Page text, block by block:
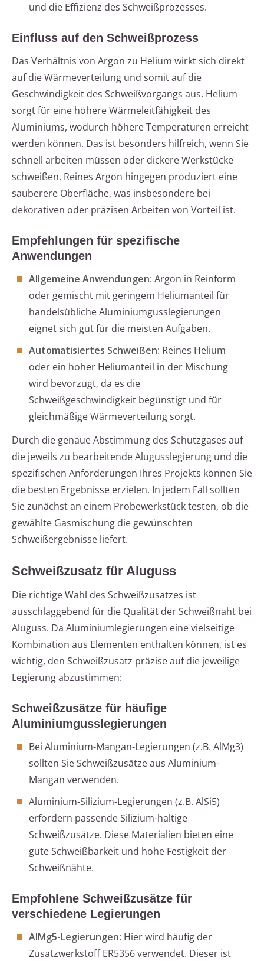
und die Effizienz des Schweißprozesses.
Einfluss auf den Schweißprozess
Das Verhältnis von Argon zu Helium wirkt sich direkt
auf die Wärmeverteilung und somit auf die
Geschwindigkeit des Schweißvorgangs aus. Helium
sorgt für eine höhere Wärmeleitfähigkeit des
Aluminiums, wodurch höhere Temperaturen erreicht
werden können. Das ist besonders hilfreich, wenn Sie
schnell arbeiten müssen oder dickere Werkstücke
schweißen. Reines Argon hingegen produziert eine
sauberere Oberfläche, was insbesondere bei
dekorativen oder präzisen Arbeiten von Vorteil ist.
Empfehlungen für spezifische
Anwendungen
Allgemeine Anwendungen: Argon in Reinform
oder gemischt mit geringem Heliumanteil für
handelsübliche Aluminiumgusslegierungen
eignet sich gut für die meisten Aufgaben.
Automatisiertes Schweißen: Reines Helium
oder ein hoher Heliumanteil in der Mischung
wird bevorzugt, da es die
Schweißgeschwindigkeit begünstigt und für
gleichmäßige Wärmeverteilung sorgt.
Durch die genaue Abstimmung des Schutzgases auf
die jeweils zu bearbeitende Alugusslegierung und die
spezifischen Anforderungen Ihres Projekts können Sie
die besten Ergebnisse erzielen. In jedem Fall sollten
Sie zunächst an einem Probewerkstück testen, ob die
gewählte Gasmischung die gewünschten
Schweißergebnisse liefert.
Schweißzusatz für Aluguss
Die richtige Wahl des Schweißzusatzes ist
ausschlaggebend für die Qualität der Schweißnaht bei
Aluguss. Da Aluminiumlegierungen eine vielseitige
Kombination aus Elementen enthalten können, ist es
wichtig, den Schweißzusatz präzise auf die jeweilige
Legierung abzustimmen:
Schweißzusätze für häufige
Aluminiumgusslegierungen
Bei Aluminium-Mangan-Legierungen (z.B. AlMg3)
sollten Sie Schweißzusätze aus Aluminium-
Mangan verwenden.
Aluminium-Silizium-Legierungen (z.B. AlSi5)
erfordern passende Silizium-haltige
Schweißzusätze. Diese Materialien bieten eine
gute Schweißbarkeit und hohe Festigkeit der
Schweißnähte.
Empfohlene Schweißzusätze für
verschiedene Legierungen
AlMg5-Legierungen: Hier wird häufig der
Zusatzwerkstoff ER5356 verwendet. Dieser ist